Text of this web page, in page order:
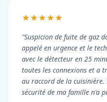
★★★★★
"Suspicion de fuite de gaz
appelé en urgence et le
avec le détecteur en 25
toutes les connexions et a
au raccord de la cuisinière.
sécurité de ma famille n'a